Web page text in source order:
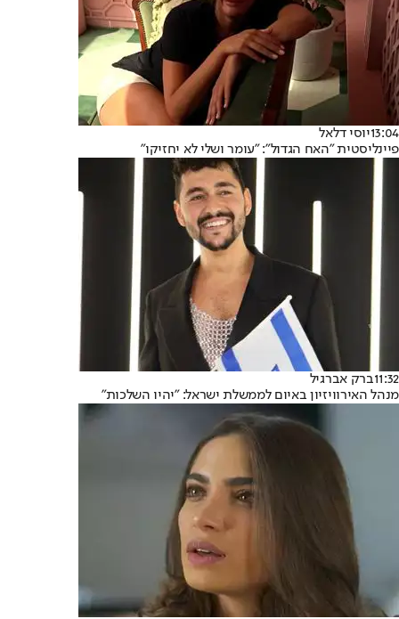
13:04יוסי דלאל
פיינליסטית "האח הגדול": "עומר ושלי לא יחזיקו"
11:32ברק אברגיל
מנהל האירוויזיון באיום לממשלת ישראל: "יהיו השלכות"